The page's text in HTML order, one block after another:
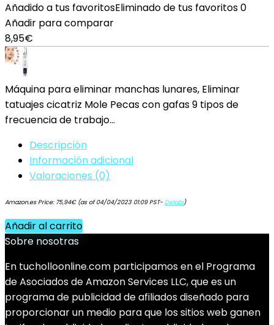
Añadido a tus favoritosEliminado de tus favoritos0
Añadir para comparar
8,95€
Máquina para eliminar manchas lunares, Eliminar
tatuajes cicatriz Mole Pecas con gafas 9 tipos de
frecuencia de trabajo…
Descripción
Información adicional
Valoraciones (0)
Amazon.es Price: 75,94€(as of 04/04/2023 01:09 PST-Details)
Añadir al carrito
Sobre nosotras
En tucholloonline.com participamos en el Programa
de Asociados de Amazon Services LLC, que es un
programa de publicidad de afiliados diseñado para
proporcionar un medio para que los sitios web ganen